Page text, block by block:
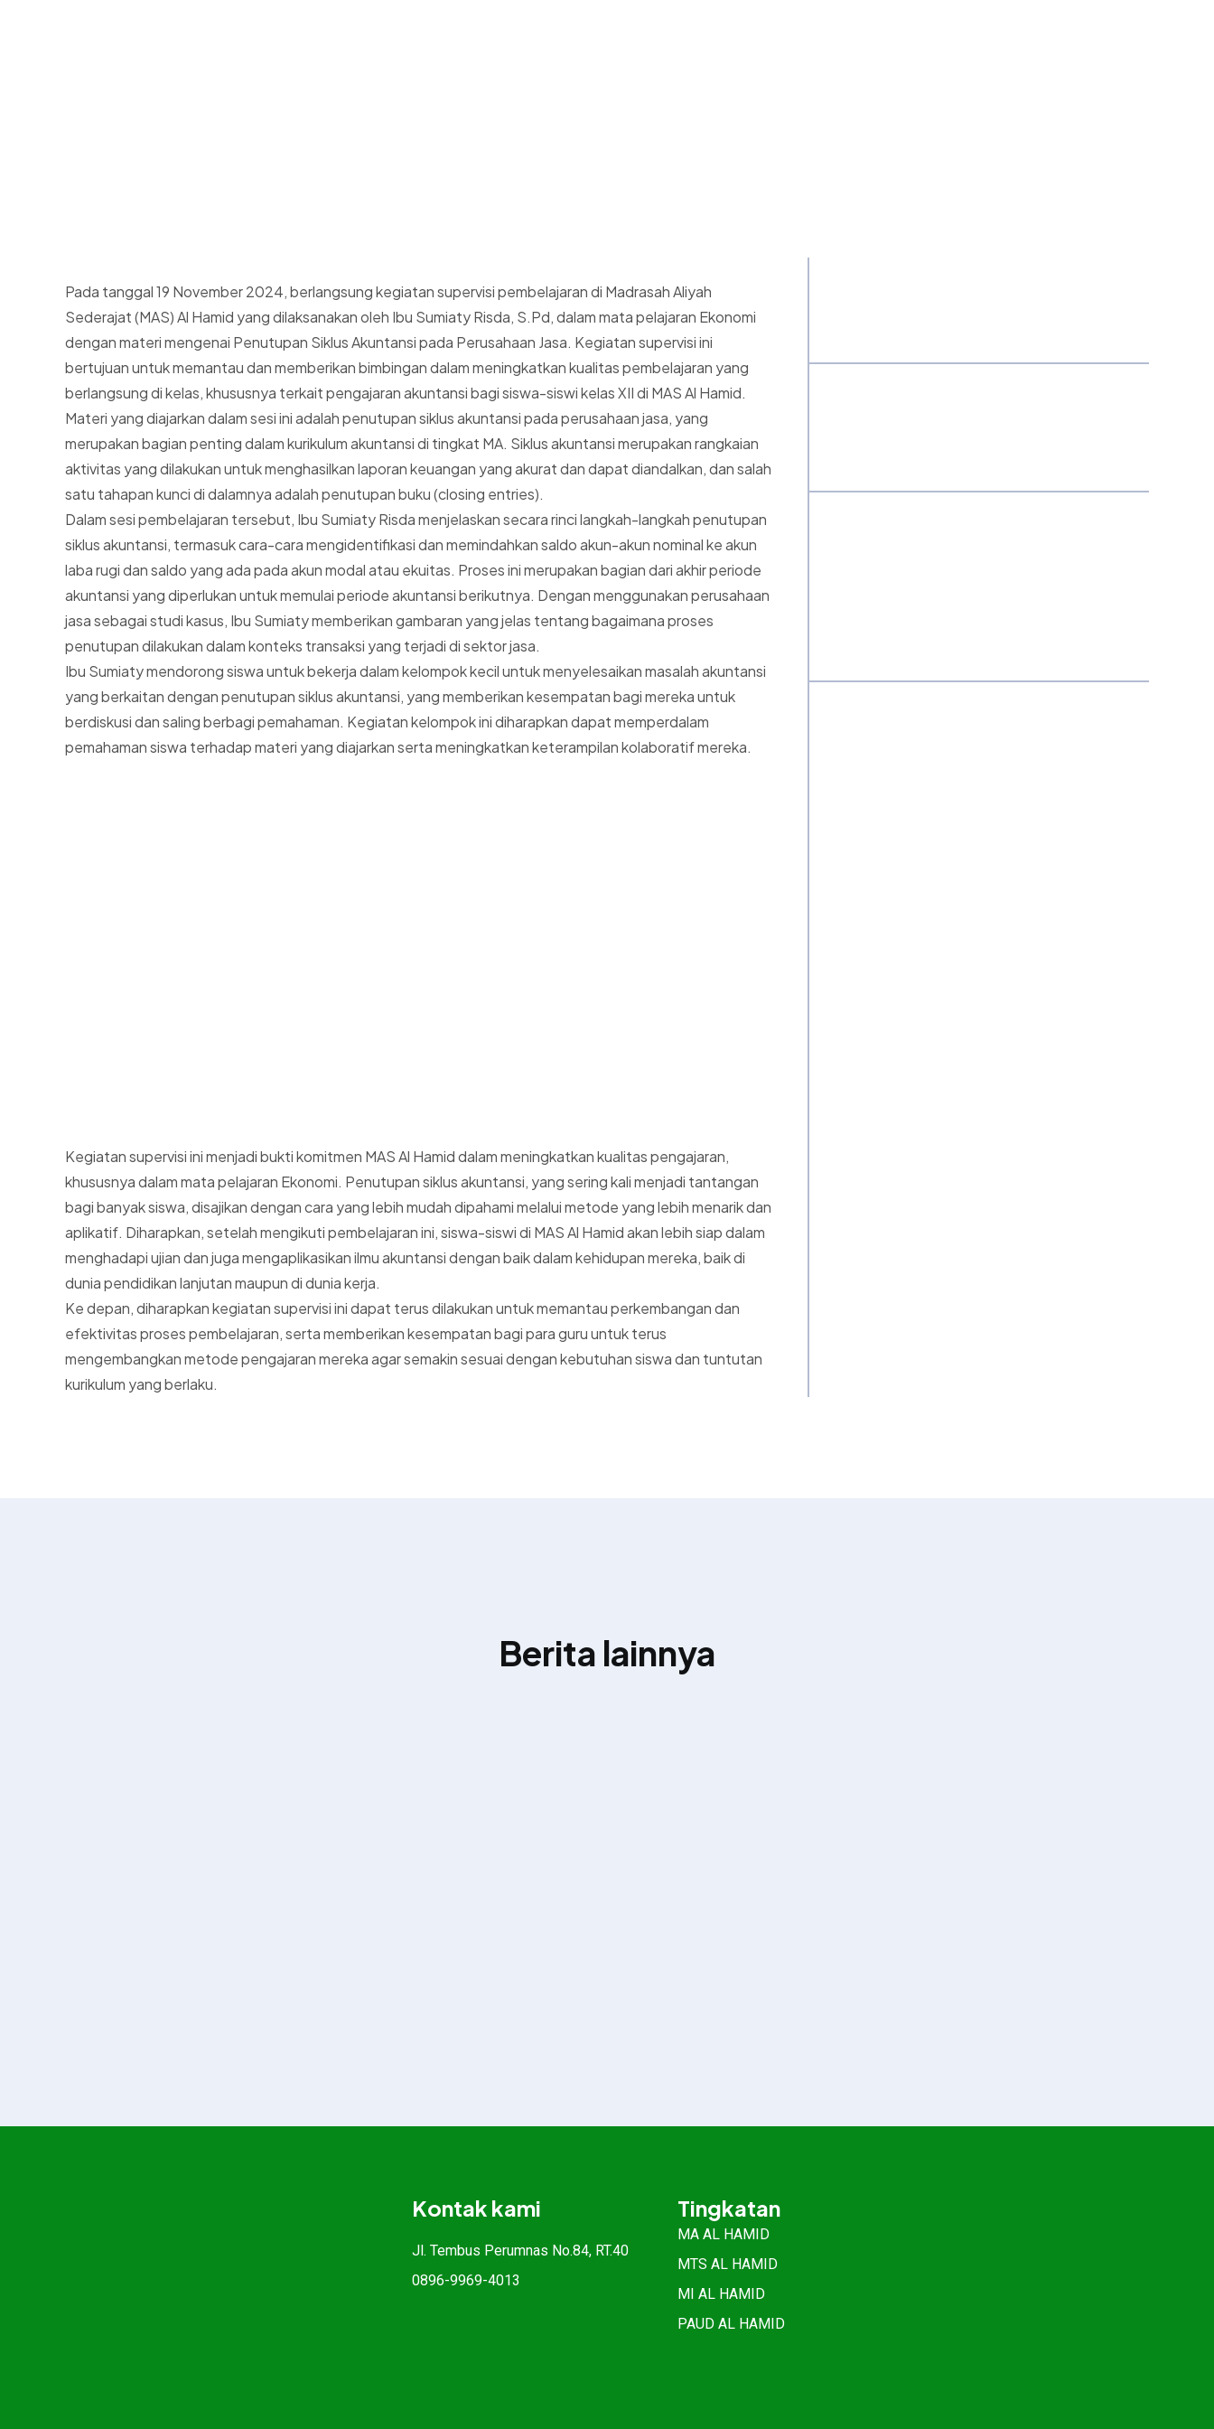
Pada tanggal 19 November 2024, berlangsung kegiatan supervisi pembelajaran di Madrasah Aliyah
Sederajat (MAS) Al Hamid yang dilaksanakan oleh Ibu Sumiaty Risda, S.Pd, dalam mata pelajaran Ekonomi
dengan materi mengenai Penutupan Siklus Akuntansi pada Perusahaan Jasa. Kegiatan supervisi ini
bertujuan untuk memantau dan memberikan bimbingan dalam meningkatkan kualitas pembelajaran yang
berlangsung di kelas, khususnya terkait pengajaran akuntansi bagi siswa-siswi kelas XII di MAS Al Hamid.
Materi yang diajarkan dalam sesi ini adalah penutupan siklus akuntansi pada perusahaan jasa, yang
merupakan bagian penting dalam kurikulum akuntansi di tingkat MA. Siklus akuntansi merupakan rangkaian
aktivitas yang dilakukan untuk menghasilkan laporan keuangan yang akurat dan dapat diandalkan, dan salah
satu tahapan kunci di dalamnya adalah penutupan buku (closing entries).
Dalam sesi pembelajaran tersebut, Ibu Sumiaty Risda menjelaskan secara rinci langkah-langkah penutupan
siklus akuntansi, termasuk cara-cara mengidentifikasi dan memindahkan saldo akun-akun nominal ke akun
laba rugi dan saldo yang ada pada akun modal atau ekuitas. Proses ini merupakan bagian dari akhir periode
akuntansi yang diperlukan untuk memulai periode akuntansi berikutnya. Dengan menggunakan perusahaan
jasa sebagai studi kasus, Ibu Sumiaty memberikan gambaran yang jelas tentang bagaimana proses
penutupan dilakukan dalam konteks transaksi yang terjadi di sektor jasa.
Ibu Sumiaty mendorong siswa untuk bekerja dalam kelompok kecil untuk menyelesaikan masalah akuntansi
yang berkaitan dengan penutupan siklus akuntansi, yang memberikan kesempatan bagi mereka untuk
berdiskusi dan saling berbagi pemahaman. Kegiatan kelompok ini diharapkan dapat memperdalam
pemahaman siswa terhadap materi yang diajarkan serta meningkatkan keterampilan kolaboratif mereka.
Kegiatan supervisi ini menjadi bukti komitmen MAS Al Hamid dalam meningkatkan kualitas pengajaran,
khususnya dalam mata pelajaran Ekonomi. Penutupan siklus akuntansi, yang sering kali menjadi tantangan
bagi banyak siswa, disajikan dengan cara yang lebih mudah dipahami melalui metode yang lebih menarik dan
aplikatif. Diharapkan, setelah mengikuti pembelajaran ini, siswa-siswi di MAS Al Hamid akan lebih siap dalam
menghadapi ujian dan juga mengaplikasikan ilmu akuntansi dengan baik dalam kehidupan mereka, baik di
dunia pendidikan lanjutan maupun di dunia kerja.
Ke depan, diharapkan kegiatan supervisi ini dapat terus dilakukan untuk memantau perkembangan dan
efektivitas proses pembelajaran, serta memberikan kesempatan bagi para guru untuk terus
mengembangkan metode pengajaran mereka agar semakin sesuai dengan kebutuhan siswa dan tuntutan
kurikulum yang berlaku.
Berita lainnya
Kontak kami
Jl. Tembus Perumnas No.84, RT.40
0896-9969-4013
Tingkatan
MA AL HAMID
MTS AL HAMID
MI AL HAMID
PAUD AL HAMID